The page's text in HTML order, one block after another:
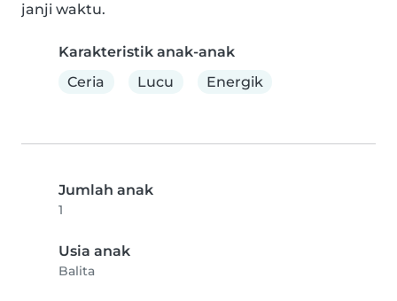
janji waktu.
Karakteristik anak-anak
Ceria
Lucu Energik
Jumlah anak
1
Usia anak
Balita